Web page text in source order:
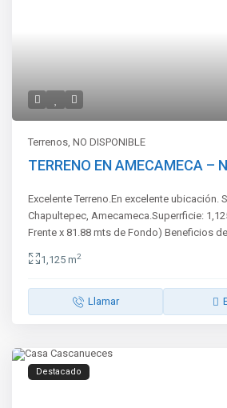
Terrenos,NO DISPONIBLE
TERRENO EN AMECAMECA –
Excelente Terreno.En excelente ubicación.
Chapultepec, Amecameca.Superrficie:
Frente x 81.88 mts de Fondo) Beneficios
1,125 m2
Llamar
Destacado